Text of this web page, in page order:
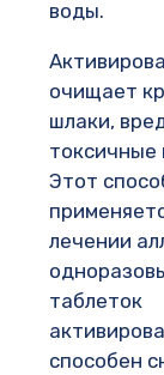
воды.
очищает
шлаки,
токсичные
Этот
лечении
таблеток
способен